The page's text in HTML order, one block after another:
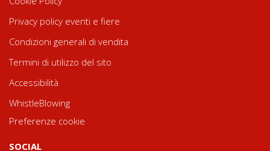
Privacy policy eventi e fiere
Condizioni generali di vendita
Termini di utilizzo del sito
Accessibilità
WhistleBlowing
Preferenze cookie
SOCIAL